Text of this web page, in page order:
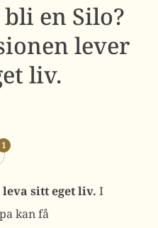
en Silo?
lever
liv.
1
sitt eget liv. I
kan få